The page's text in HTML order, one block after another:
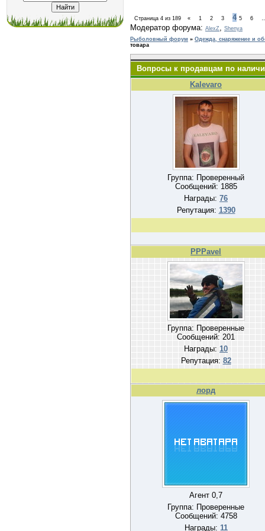
Страница 4 из 189 « 1 2 3 4 5 6
Модератор форума: AlexZ, Shenya
Рыболовный форум » Одежда, снаряжение и
товара
Вопросы к продавцам по
Kalevaro
Группа: Проверенный
Сообщений: 1885
Награды: 76
Репутация: 1390
PPPavel
Группа: Проверенные
Сообщений: 201
Награды: 10
Репутация: 82
лорд
Агент 0,7
Группа: Проверенные
Сообщений: 4758
Награды: 11